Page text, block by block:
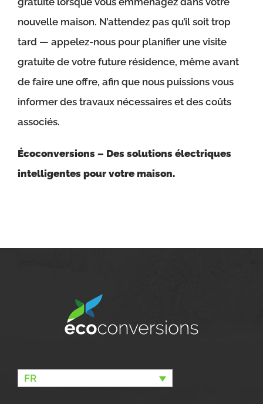
nouvelle maison. N’attendez pas qu’il soit trop
tard — appelez-nous pour planifier une visite
gratuite de votre future résidence, même avant
de faire une offre, afin que nous puissions vous
informer des travaux nécessaires et des coûts
associés.
Écoconversions – Des solutions électriques
intelligentes pour votre maison.
FR